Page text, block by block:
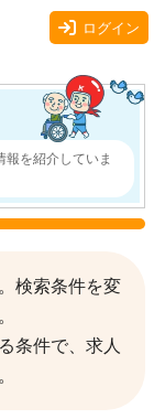
ログイン
報を紹介していま
検索条件を変
条件で、求人